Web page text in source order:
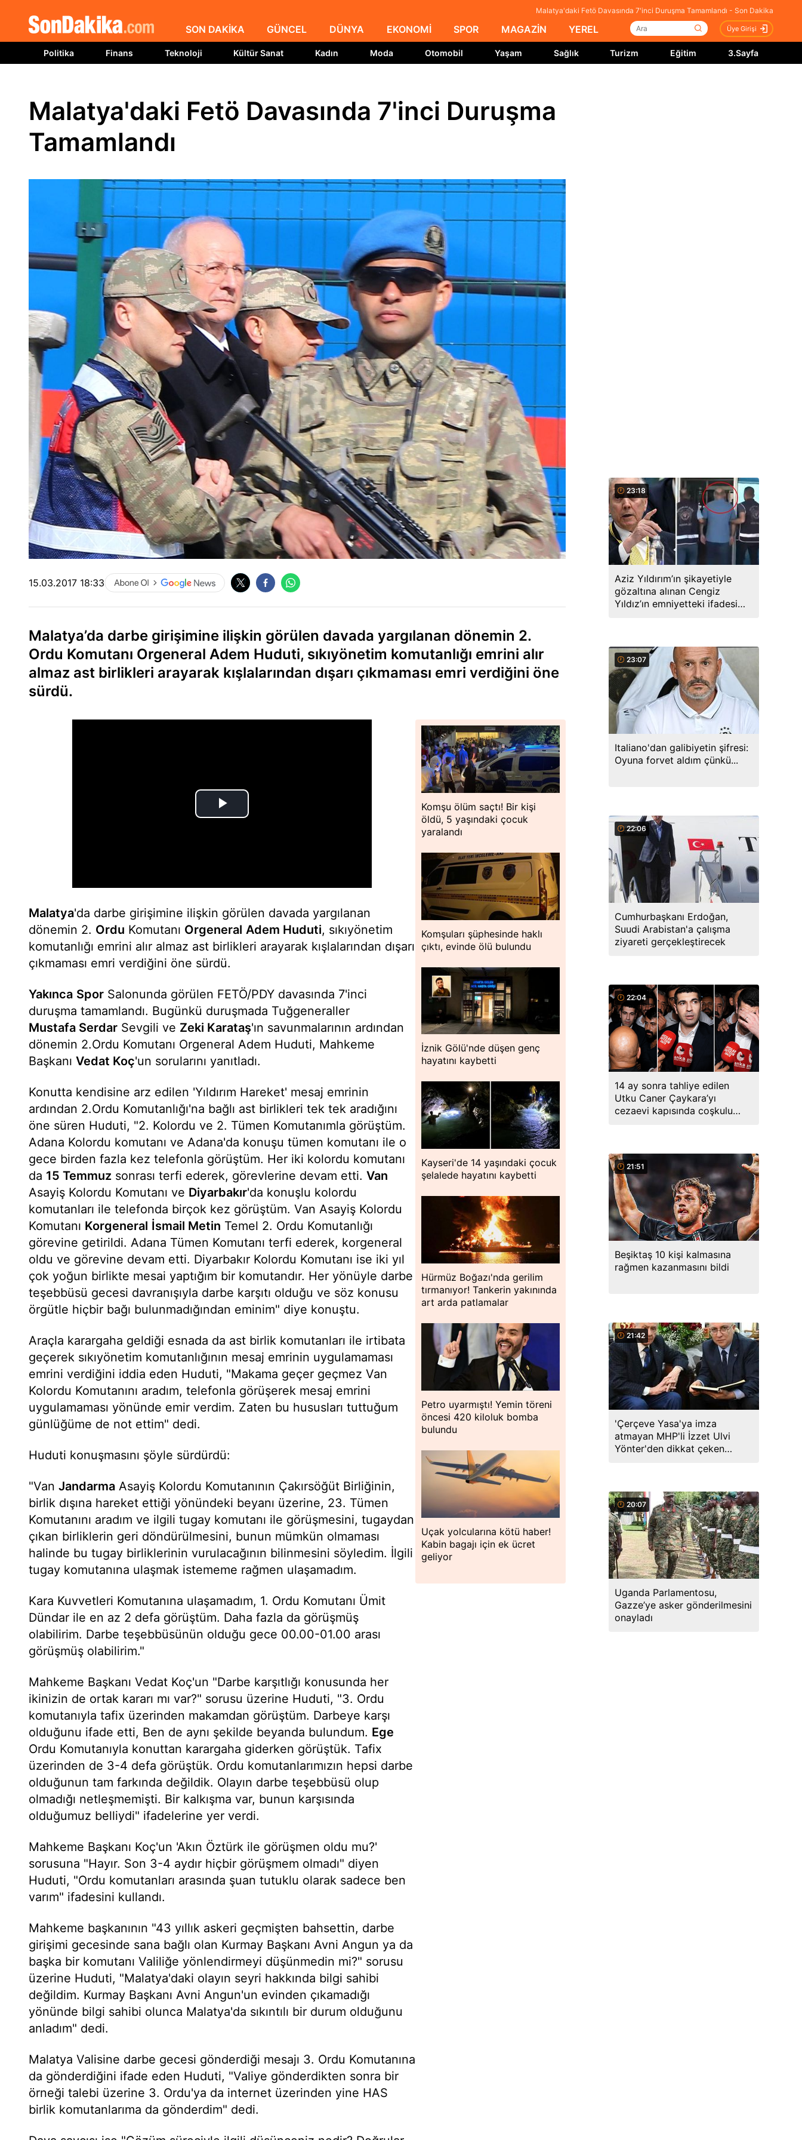
Malatya'daki Fetö Davasında 7'inci Duruşma Tamamlandı - Son Dakika
SON DAKİKA GÜNCEL DÜNYA EKONOMİ SPOR MAGAZİN YEREL Üye Girişi
Politika Finans Teknoloji Kültür Sanat Kadın Moda Otomobil Yaşam Sağlık Turizm Eğitim 3.Sayfa
Malatya'daki Fetö Davasında 7'inci Duruşma
Tamamlandı
15.03.2017 18:33
Malatya’da darbe girişimine ilişkin görülen davada yargılanan dönemin 2.
Ordu Komutanı Orgeneral Adem Huduti, sıkıyönetim komutanlığı emrini alır
almaz ast birlikleri arayarak kışlalarından dışarı çıkmaması emri verdiğini öne
sürdü.
Malatya'da darbe girişimine ilişkin görülen davada yargılanan
dönemin 2. Ordu Komutanı Orgeneral Adem Huduti, sıkıyönetim
komutanlığı emrini alır almaz ast birlikleri arayarak kışlalarından dışarı
çıkmaması emri verdiğini öne sürdü.
Yakınca Spor Salonunda görülen FETÖ/PDY davasında 7'inci
duruşma tamamlandı. Bugünkü duruşmada Tuğgeneraller
Mustafa Serdar Sevgili ve Zeki Karataş'ın savunmalarının ardından
dönemin 2.Ordu Komutanı Orgeneral Adem Huduti, Mahkeme
Başkanı Vedat Koç'un sorularını yanıtladı.
Konutta kendisine arz edilen 'Yıldırım Hareket' mesaj emrinin
ardından 2.Ordu Komutanlığı'na bağlı ast birlikleri tek tek aradığını
öne süren Huduti, "2. Kolordu ve 2. Tümen Komutanımla görüştüm.
Adana Kolordu komutanı ve Adana'da konuşu tümen komutanı ile o
gece birden fazla kez telefonla görüştüm. Her iki kolordu komutanı
da 15 Temmuz sonrası terfi ederek, görevlerine devam etti. Van
Asayiş Kolordu Komutanı ve Diyarbakır'da konuşlu kolordu
komutanları ile telefonda birçok kez görüştüm. Van Asayiş Kolordu
Komutanı Korgeneral İsmail Metin Temel 2. Ordu Komutanlığı
görevine getirildi. Adana Tümen Komutanı terfi ederek, korgeneral
oldu ve görevine devam etti. Diyarbakır Kolordu Komutanı ise iki yıl
çok yoğun birlikte mesai yaptığım bir komutandır. Her yönüyle darbe
teşebbüsü gecesi davranışıyla darbe karşıtı olduğu ve söz konusu
örgütle hiçbir bağı bulunmadığından eminim" diye konuştu.
Araçla karargaha geldiği esnada da ast birlik komutanları ile irtibata
geçerek sıkıyönetim komutanlığının mesaj emrinin uygulamaması
emrini verdiğini iddia eden Huduti, "Makama geçer geçmez Van
Kolordu Komutanını aradım, telefonla görüşerek mesaj emrini
uygulamaması yönünde emir verdim. Zaten bu hususları tuttuğum
günlüğüme de not ettim" dedi.
Huduti konuşmasını şöyle sürdürdü:
"Van Jandarma Asayiş Kolordu Komutanının Çakırsöğüt Birliğinin,
birlik dışına hareket ettiği yönündeki beyanı üzerine, 23. Tümen
Komutanını aradım ve ilgili tugay komutanı ile görüşmesini, tugaydan
çıkan birliklerin geri döndürülmesini, bunun mümkün olmaması
halinde bu tugay birliklerinin vurulacağının bilinmesini söyledim. İlgili
tugay komutanına ulaşmak istememe rağmen ulaşamadım.
Kara Kuvvetleri Komutanına ulaşamadım, 1. Ordu Komutanı Ümit
Dündar ile en az 2 defa görüştüm. Daha fazla da görüşmüş
olabilirim. Darbe teşebbüsünün olduğu gece 00.00-01.00 arası
görüşmüş olabilirim."
Mahkeme Başkanı Vedat Koç'un "Darbe karşıtlığı konusunda her
ikinizin de ortak kararı mı var?" sorusu üzerine Huduti, "3. Ordu
komutanıyla tafix üzerinden makamdan görüştüm. Darbeye karşı
olduğunu ifade etti, Ben de aynı şekilde beyanda bulundum. Ege
Ordu Komutanıyla konuttan karargaha giderken görüştük. Tafix
üzerinden de 3-4 defa görüştük. Ordu komutanlarımızın hepsi darbe
olduğunun tam farkında değildik. Olayın darbe teşebbüsü olup
olmadığı netleşmemişti. Bir kalkışma var, bunun karşısında
olduğumuz belliydi" ifadelerine yer verdi.
Mahkeme Başkanı Koç'un 'Akın Öztürk ile görüşmen oldu mu?'
sorusuna "Hayır. Son 3-4 aydır hiçbir görüşmem olmadı" diyen
Huduti, "Ordu komutanları arasında şuan tutuklu olarak sadece ben
varım" ifadesini kullandı.
Mahkeme başkanının "43 yıllık askeri geçmişten bahsettin, darbe
girişimi gecesinde sana bağlı olan Kurmay Başkanı Avni Angun ya da
başka bir komutanı Valiliğe yönlendirmeyi düşünmedin mi?" sorusu
üzerine Huduti, "Malatya'daki olayın seyri hakkında bilgi sahibi
değildim. Kurmay Başkanı Avni Angun'un evinden çıkamadığı
yönünde bilgi sahibi olunca Malatya'da sıkıntılı bir durum olduğunu
anladım" dedi.
Malatya Valisine darbe gecesi gönderdiği mesajı 3. Ordu Komutanına
da gönderdiğini ifade eden Huduti, "Valiye gönderdikten sonra bir
örneği talebi üzerine 3. Ordu'ya da internet üzerinden yine HAS
birlik komutanlarıma da gönderdim" dedi.
Komşu ölüm saçtı! Bir kişi
öldü, 5 yaşındaki çocuk
yaralandı
Komşuları şüphesinde haklı
çıktı, evinde ölü bulundu
İznik Gölü'nde düşen genç
hayatını kaybetti
Kayseri'de 14 yaşındaki çocuk
şelalede hayatını kaybetti
Hürmüz Boğazı'nda gerilim
tırmanıyor! Tankerin yakınında
art arda patlamalar
Petro uyarmıştı! Yemin töreni
öncesi 420 kiloluk bomba
bulundu
Uçak yolcularına kötü haber!
Kabin bagajı için ek ücret
geliyor
23:18
Aziz Yıldırım’ın şikayetiyle
gözaltına alınan Cengiz
Yıldız’ın emniyetteki ifadesi
23:07
Italiano'dan galibiyetin şifresi:
Oyuna forvet aldım çünkü...
22:06
Cumhurbaşkanı Erdoğan,
Suudi Arabistan'a çalışma
ziyareti gerçekleştirecek
22:04
14 ay sonra tahliye edilen
Utku Caner Çaykara’yı
cezaevi kapısında coşkulu
21:51
Beşiktaş 10 kişi kalmasına
rağmen kazanmasını bildi
21:42
'Çerçeve Yasa'ya imza
atmayan MHP'li İzzet Ulvi
Yönter'den dikkat çeken
20:07
Uganda Parlamentosu,
Gazze’ye asker gönderilmesini
onayladı